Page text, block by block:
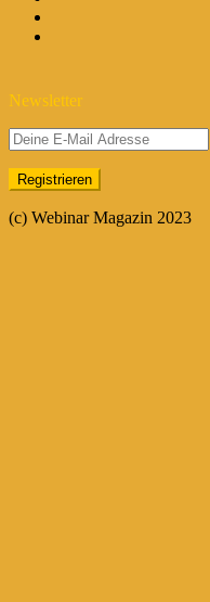
Newsletter
(c) Webinar Magazin 2023